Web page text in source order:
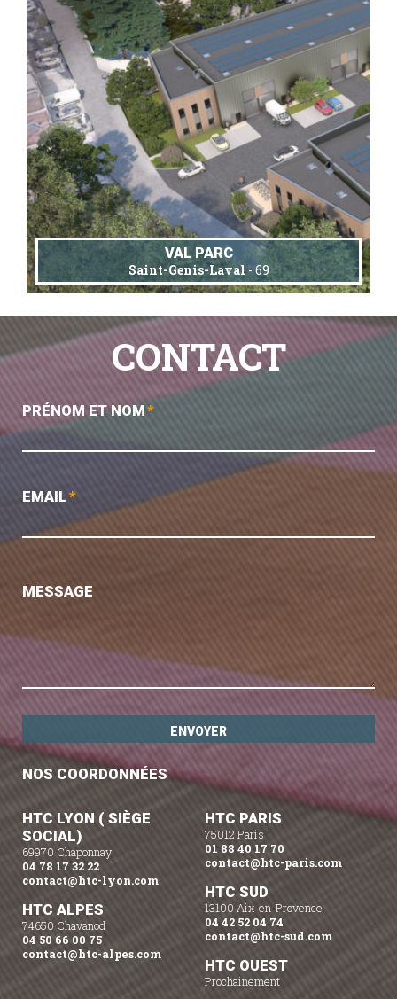
VAL PARC
Saint-Genis-Laval- 69
CONTACT
PRÉNOM ET NOM*
EMAIL*
MESSAGE
NOS COORDONNÉES
HTC LYON ( SIÈGE
SOCIAL)
69970 Chaponnay
04 78 17 32 22
contact@htc-lyon.com
HTC ALPES
74650 Chavanod
04 50 66 00 75
contact@htc-alpes.com
HTC PARIS
75012 Paris
01 88 40 17 70
contact@htc-paris.com
HTC SUD
13100 Aix-en-Provence
04 42 52 04 74
contact@htc-sud.com
HTC OUEST
Prochainement